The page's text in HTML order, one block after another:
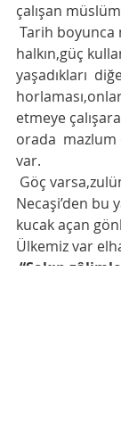
çalışan
halkın,güç
yaşadıkları
etmeye
orada
var.
Necaşi’den bu
kucak açan
Ülkemiz var
“Sakın